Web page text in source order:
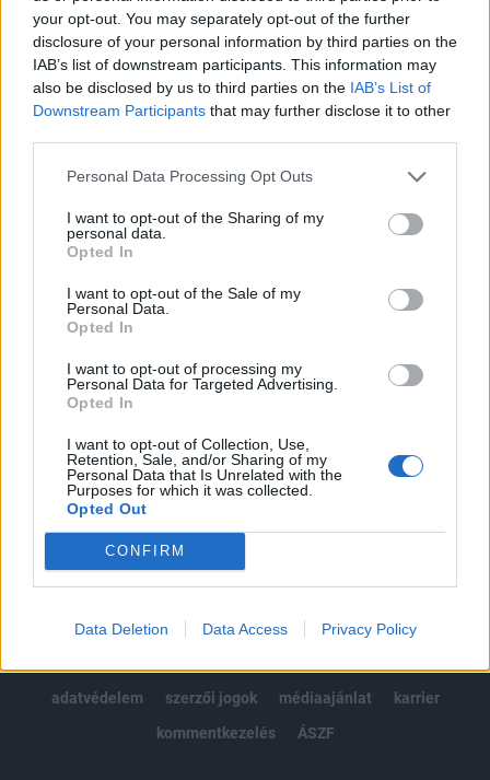
your opt-out. You may separately opt-out of the further
disclosure of your personal information by third parties on the
IAB’s list of downstream participants. This information may
also be disclosed by us to third parties on the IAB’s List of
Downstream Participants that may further disclose it to other
Personal Data Processing Opt Outs
I want to opt-out of the Sharing of my
personal data.
Opted In
I want to opt-out of the Sale of my
Personal Data.
Opted In
I want to opt-out of processing my
Personal Data for Targeted Advertising.
Opted In
I want to opt-out of Collection, Use,
Retention, Sale, and/or Sharing of my
Personal Data that Is Unrelated with the
Purposes for which it was collected.
Opted Out
CONFIRM
Data Deletion Data Access Privacy Policy
Nyíregyháza vonalszakaszon a szakemberek még
dolgoznak a helyreállításon. Balatonkenesénél szombat...
KEDVES OLVASÓNK!
A keresett cikk a portfolio.hu hírarchívumához
tartozik, melynek olvasása előfizetéses
Az előfizetés a következőket tartalmazza:
Kötéslisták: BÉT elmúlt 2 év napon belüli
kötéslistái
Előfizetés
MÁR ELŐFIZETŐNK VAGY?BEJELENTKEZÉS
© 2026 Portfolio
adatvédelem
szerzői jogok médiaajánlat
karrier
kommentkezelés
ÁSZF